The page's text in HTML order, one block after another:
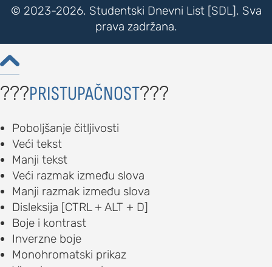
© 2023-2026. Studentski Dnevni List [SDL]. Sva
prava zadržana.

???PRISTUPAČNOST???
Poboljšanje čitljivosti
Veći tekst
Manji tekst
Veći razmak između slova
Manji razmak između slova
Disleksija [CTRL + ALT + D]
Boje i kontrast
Inverzne boje
Monohromatski prikaz